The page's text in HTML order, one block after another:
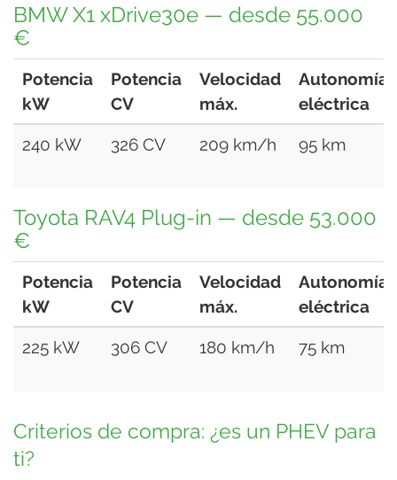
BMW X1 xDrive30e — desde 55.000
€
Potencia
kW
Potencia
CV
Velocidad
máx.
Autonomía
eléctrica
240 kW 326 CV 209 km/h 95 km
Toyota RAV4 Plug-in — desde 53.000
€
Potencia
kW
Potencia
CV
Velocidad
máx.
Autonomía
eléctrica
225 kW 306 CV 180 km/h 75 km
Criterios de compra: ¿es un PHEV para
ti?